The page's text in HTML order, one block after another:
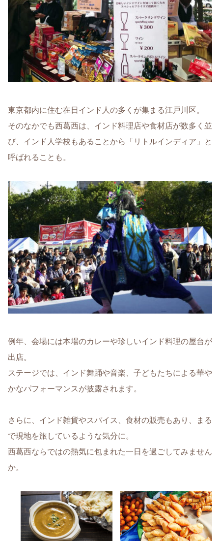
東京都内に住む在日インド人の多くが集まる江戸川区。
そのなかでも西葛西は、インド料理店や食材店が数多く並
び、インド人学校もあることから「リトルインディア」と
呼ばれることも。
例年、会場には本場のカレーや珍しいインド料理の屋台が
出店。
ステージでは、インド舞踊や音楽、子どもたちによる華や
かなパフォーマンスが披露されます。
さらに、インド雑貨やスパイス、食材の販売もあり、まる
で現地を旅しているような気分に。
西葛西ならではの熱気に包まれた一日を過ごしてみません
か。